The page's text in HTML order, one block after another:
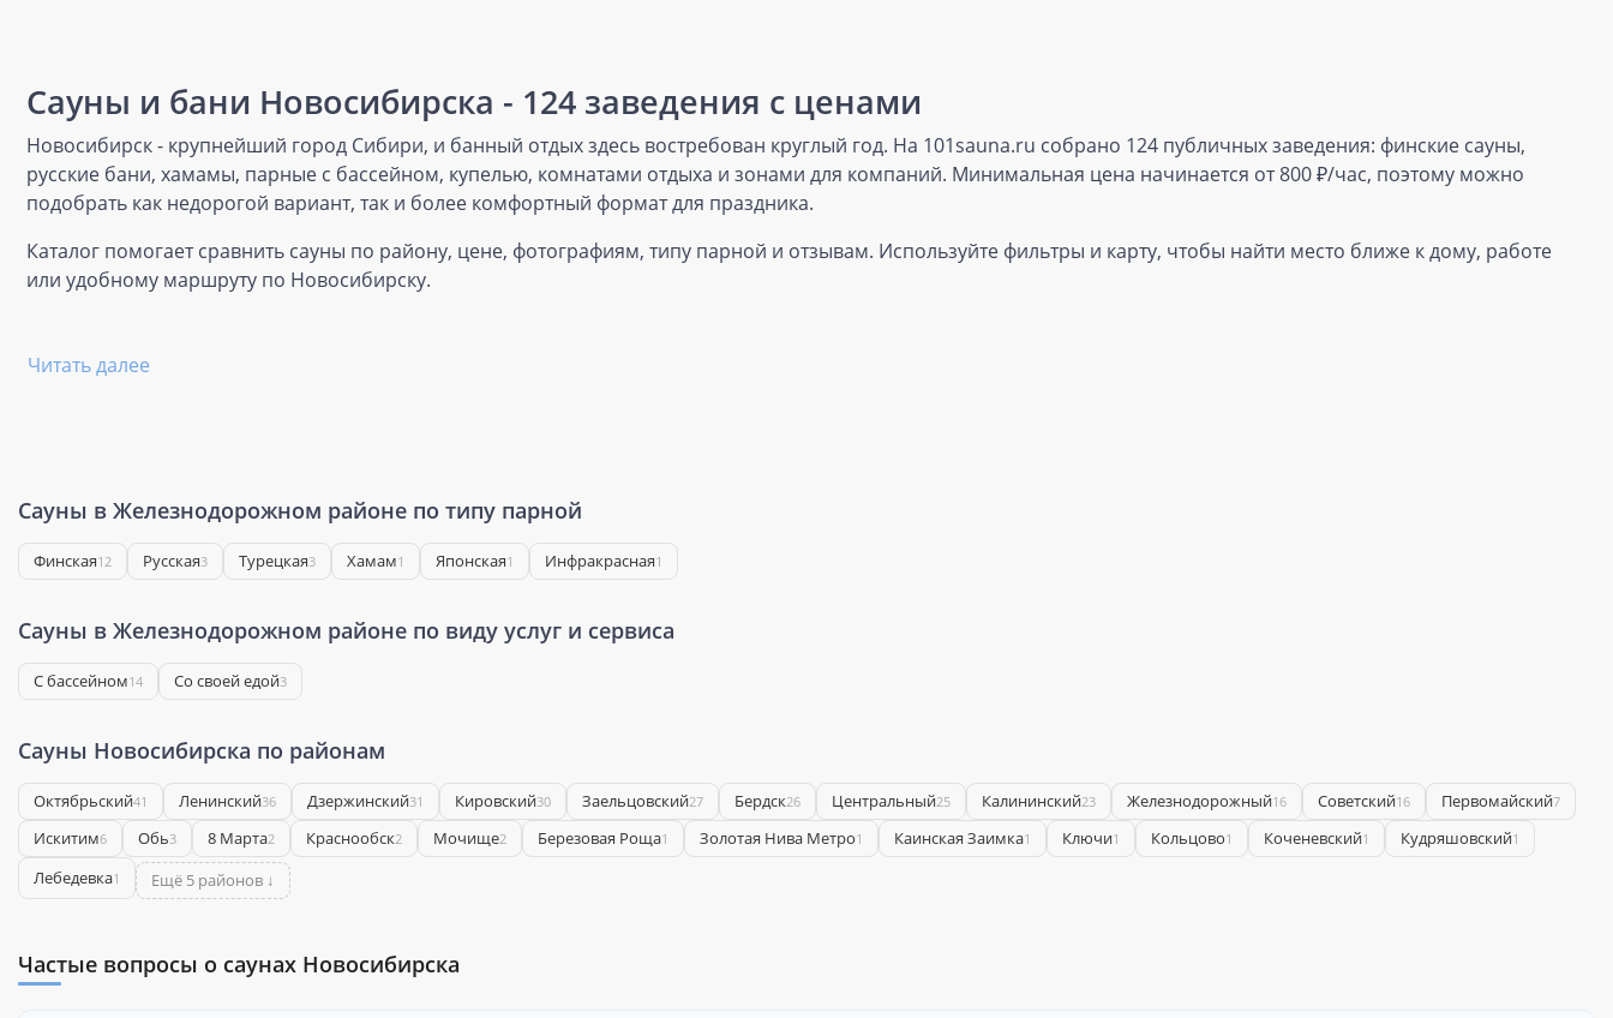
Сауны и бани Новосибирска - 124 заведения с ценами
Новосибирск - крупнейший город Сибири, и банный отдых здесь востребован круглый год. На 101sauna.ru собрано 124 публичных заведения: финские сауны,
русские бани, хамамы, парные с бассейном, купелью, комнатами отдыха и зонами для компаний. Минимальная цена начинается от 800 ₽/час, поэтому можно
подобрать как недорогой вариант, так и более комфортный формат для праздника.
Каталог помогает сравнить сауны по району, цене, фотографиям, типу парной и отзывам. Используйте фильтры и карту, чтобы найти место ближе к дому, работе
или удобному маршруту по Новосибирску.
Читать далее
Сауны в Железнодорожном районе по типу парной
Финская12 Русская3 Турецкая3 Хамам1 Японская1 Инфракрасная1
Сауны в Железнодорожном районе по виду услуг и сервиса
С бассейном14 Со своей едой3
Сауны Новосибирска по районам
Октябрьский41 Ленинский36 Дзержинский31 Кировский30 Заельцовский27 Бердск26 Центральный25 Калининский23 Железнодорожный16 Советский16 Первомайский7
Искитим6 Обь3 8 Марта2 Краснообск2 Мочище2 Березовая Роща1 Золотая Нива Метро1 Каинская Заимка1 Ключи1 Кольцово1 Коченевский1 Кудряшовский1
Лебедевка1 Ещё 5 районов ↓
Частые вопросы о саунах Новосибирска